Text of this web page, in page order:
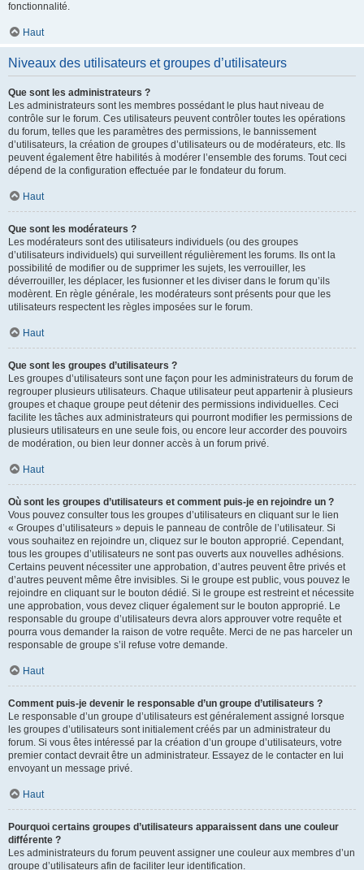
fonctionnalité.
Haut
Niveaux des utilisateurs et groupes d’utilisateurs
Que sont les administrateurs ?
Les administrateurs sont les membres possédant le plus haut niveau de
contrôle sur le forum. Ces utilisateurs peuvent contrôler toutes les opérations
du forum, telles que les paramètres des permissions, le bannissement
d’utilisateurs, la création de groupes d’utilisateurs ou de modérateurs, etc. Ils
peuvent également être habilités à modérer l’ensemble des forums. Tout ceci
dépend de la configuration effectuée par le fondateur du forum.
Haut
Que sont les modérateurs ?
Les modérateurs sont des utilisateurs individuels (ou des groupes
d’utilisateurs individuels) qui surveillent régulièrement les forums. Ils ont la
possibilité de modifier ou de supprimer les sujets, les verrouiller, les
déverrouiller, les déplacer, les fusionner et les diviser dans le forum qu’ils
modèrent. En règle générale, les modérateurs sont présents pour que les
utilisateurs respectent les règles imposées sur le forum.
Haut
Que sont les groupes d’utilisateurs ?
Les groupes d’utilisateurs sont une façon pour les administrateurs du forum de
regrouper plusieurs utilisateurs. Chaque utilisateur peut appartenir à plusieurs
groupes et chaque groupe peut détenir des permissions individuelles. Ceci
facilite les tâches aux administrateurs qui pourront modifier les permissions de
plusieurs utilisateurs en une seule fois, ou encore leur accorder des pouvoirs
de modération, ou bien leur donner accès à un forum privé.
Haut
Où sont les groupes d’utilisateurs et comment puis-je en rejoindre un ?
Vous pouvez consulter tous les groupes d’utilisateurs en cliquant sur le lien
« Groupes d’utilisateurs » depuis le panneau de contrôle de l’utilisateur. Si
vous souhaitez en rejoindre un, cliquez sur le bouton approprié. Cependant,
tous les groupes d’utilisateurs ne sont pas ouverts aux nouvelles adhésions.
Certains peuvent nécessiter une approbation, d’autres peuvent être privés et
d’autres peuvent même être invisibles. Si le groupe est public, vous pouvez le
rejoindre en cliquant sur le bouton dédié. Si le groupe est restreint et nécessite
une approbation, vous devez cliquer également sur le bouton approprié. Le
responsable du groupe d’utilisateurs devra alors approuver votre requête et
pourra vous demander la raison de votre requête. Merci de ne pas harceler un
responsable de groupe s’il refuse votre demande.
Haut
Comment puis-je devenir le responsable d’un groupe d’utilisateurs ?
Le responsable d’un groupe d’utilisateurs est généralement assigné lorsque
les groupes d’utilisateurs sont initialement créés par un administrateur du
forum. Si vous êtes intéressé par la création d’un groupe d’utilisateurs, votre
premier contact devrait être un administrateur. Essayez de le contacter en lui
envoyant un message privé.
Haut
Pourquoi certains groupes d’utilisateurs apparaissent dans une couleur
différente ?
Les administrateurs du forum peuvent assigner une couleur aux membres d’un
groupe d’utilisateurs afin de faciliter leur identification.